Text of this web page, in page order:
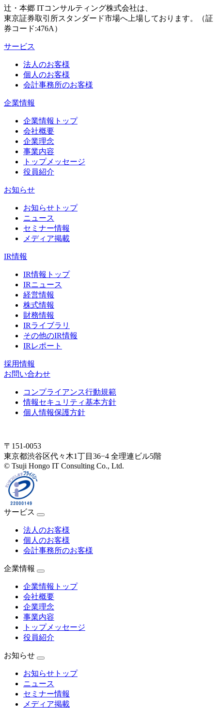
辻・本郷 ITコンサルティング株式会社は、
東京証券取引所スタンダード市場へ上場しております。（証
券コード:476A）
サービス
法人のお客様
個人のお客様
会計事務所のお客様
企業情報
企業情報トップ
会社概要
企業理念
事業内容
トップメッセージ
役員紹介
お知らせ
お知らせトップ
ニュース
セミナー情報
メディア掲載
IR情報
IR情報トップ
IRニュース
経営情報
株式情報
財務情報
IRライブラリ
その他のIR情報
IRレポート
採用情報
お問い合わせ
コンプライアンス行動規範
情報セキュリティ基本方針
個人情報保護方針
〒151-0053
東京都渋谷区代々木1丁目36−4 全理連ビル5階
© Tsuji Hongo IT Consulting Co., Ltd.
サービス
法人のお客様
個人のお客様
会計事務所のお客様
企業情報
企業情報トップ
会社概要
企業理念
事業内容
トップメッセージ
役員紹介
お知らせ
お知らせトップ
ニュース
セミナー情報
メディア掲載